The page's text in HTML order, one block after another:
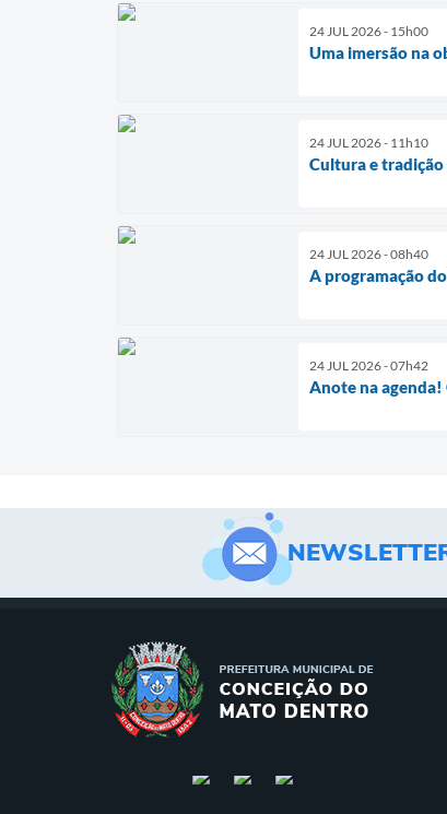
24 JUL 2026 - 15h00
Uma imersão na
24 JUL 2026 - 11h10
Cultura e tradição
24 JUL 2026 - 08h40
A programação
24 JUL 2026 - 07h42
Anote na agenda!